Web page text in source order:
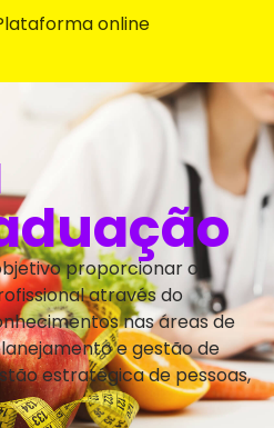
online
proporcionar o
através do
nas áreas de
e gestão de
estratégica de pessoas,